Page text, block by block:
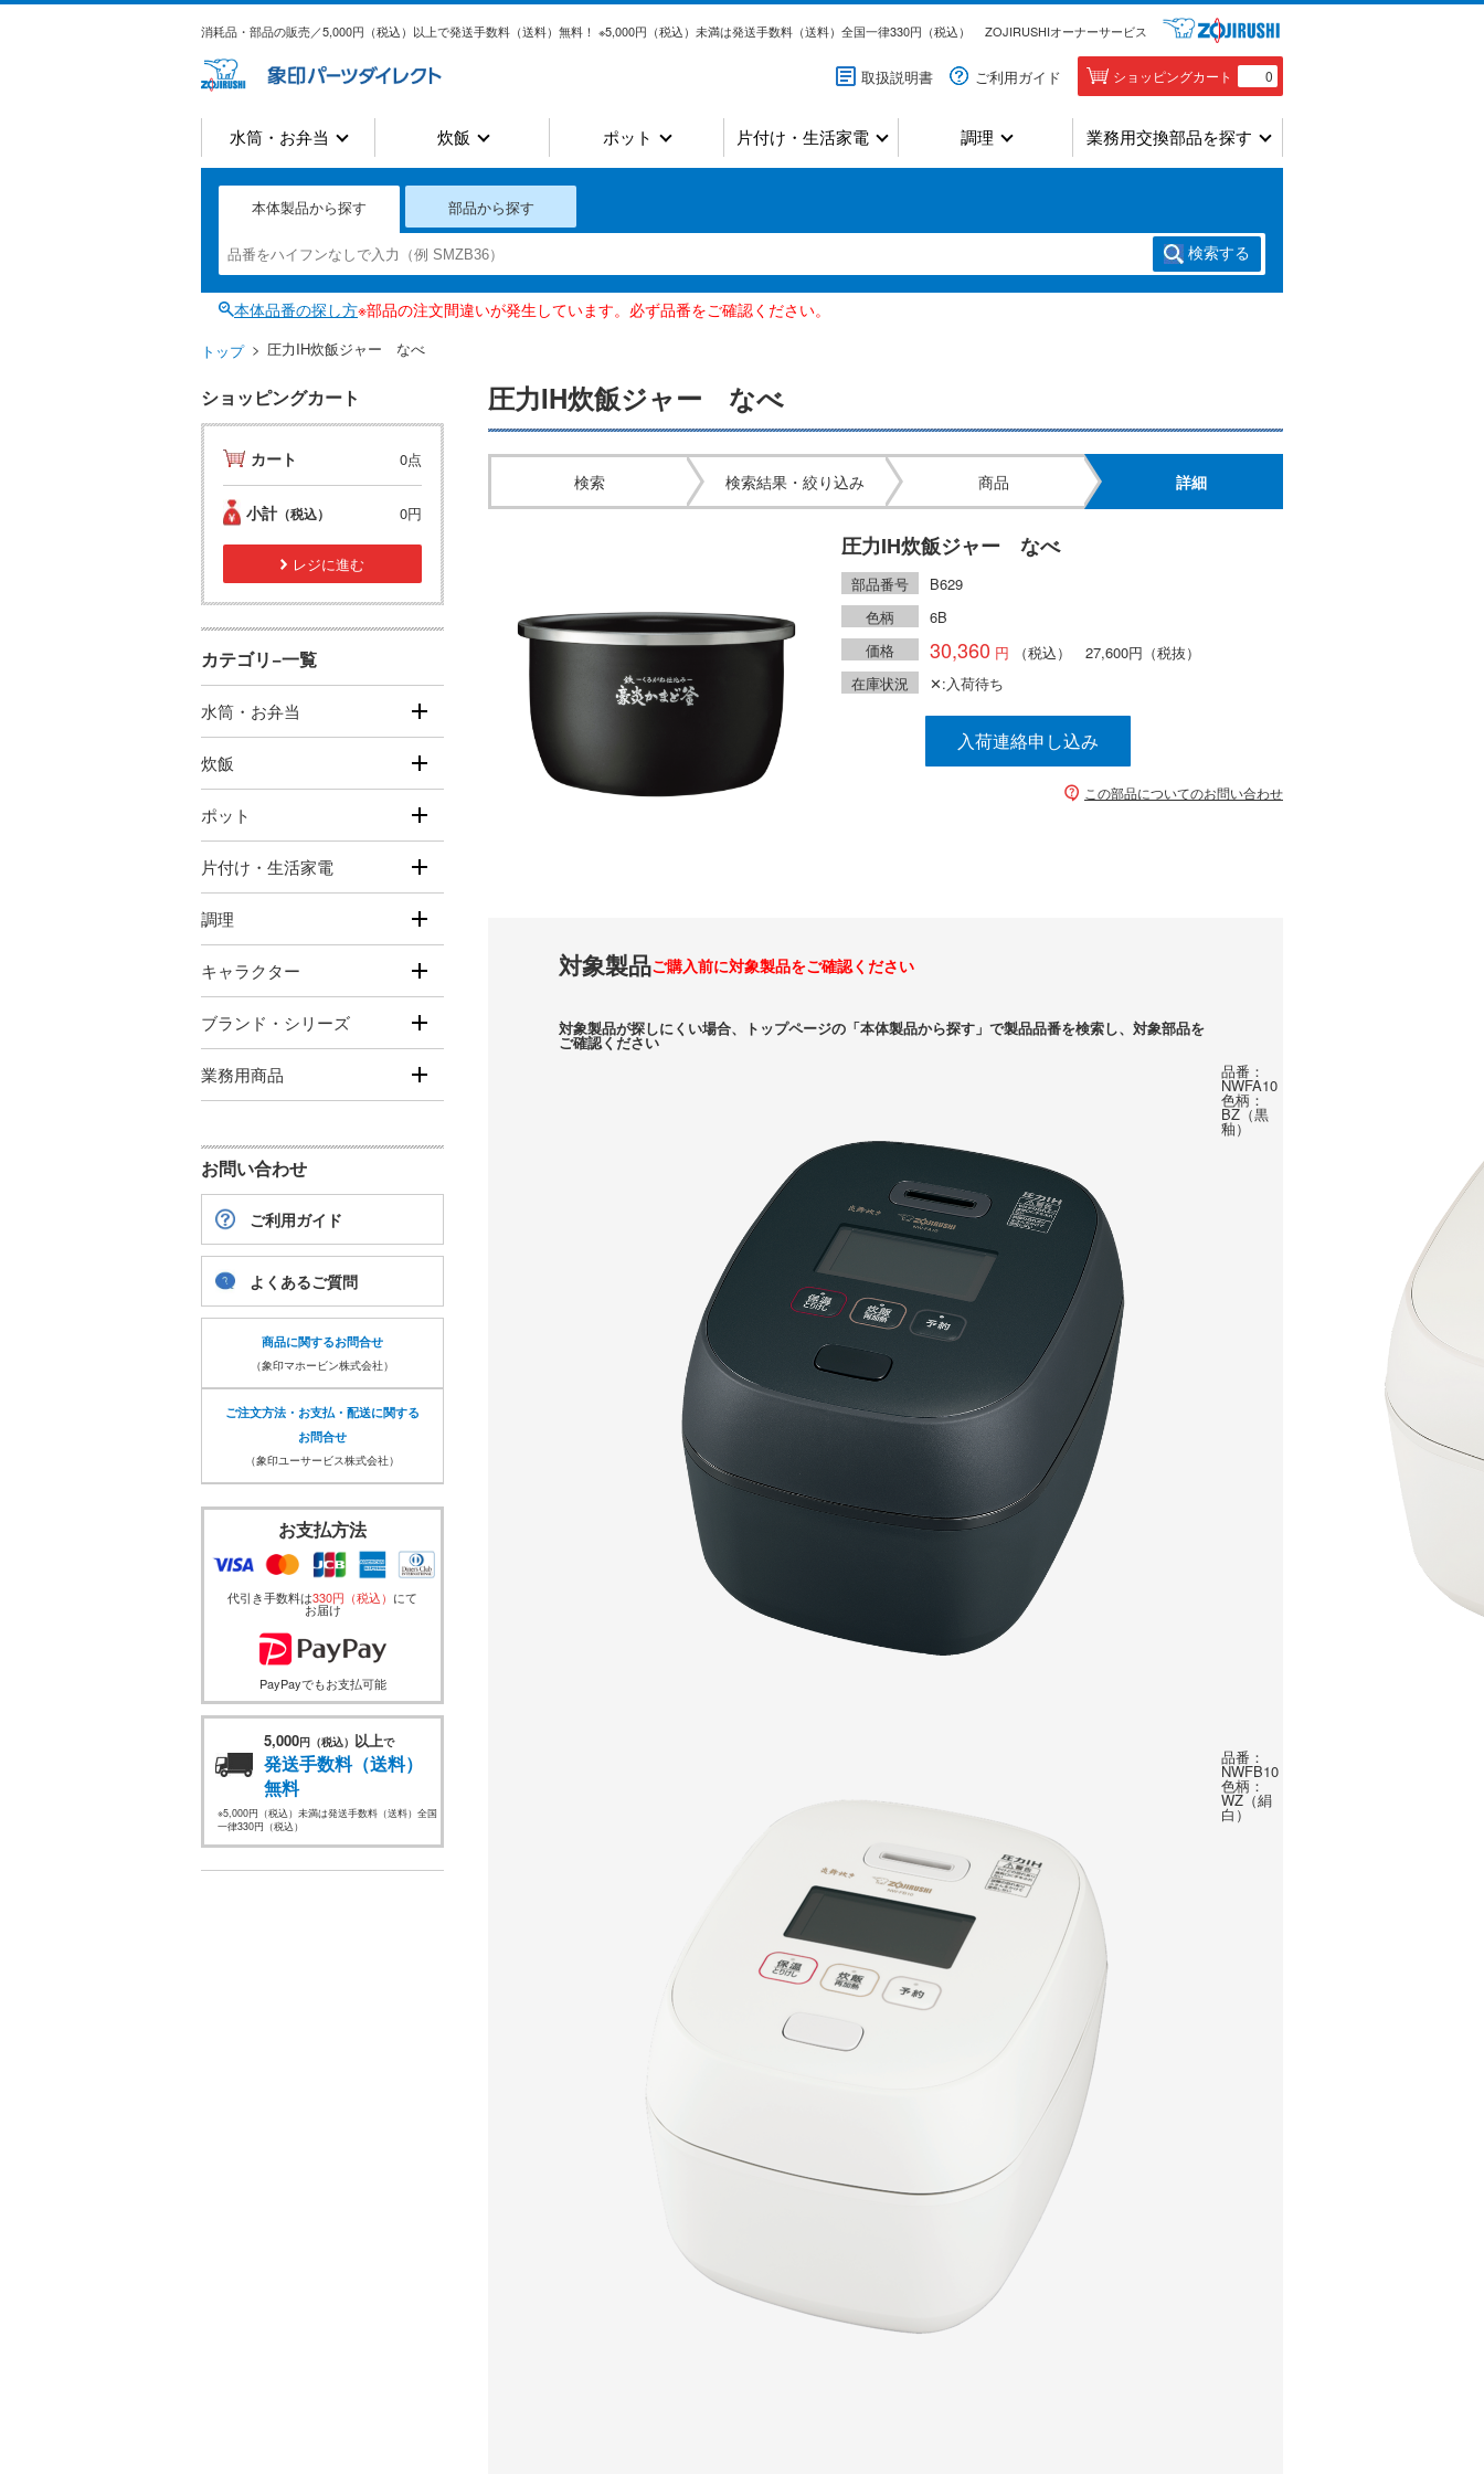
消耗品・部品の販売／5,000円（税込）以上で発送手数料（送料）無料！ ※5,000円（税込）未満は発送手数料（送料）全国一律330円（税込） ZOJIRUSHIオーナーサービス
取扱説明書 ご利用ガイド ショッピングカート 0
水筒・お弁当 炊飯 ポット 片付け・生活家電 調理 業務用交換部品を探す
本体製品から探す 部品から探す
検索する
本体品番の探し方※部品の注文間違いが発生しています。必ず品番をご確認ください。
トップ 圧力IH炊飯ジャー なべ
圧力IH炊飯ジャー なべ
検索 検索結果・絞り込み 商品 詳細
圧力IH炊飯ジャー なべ
部品番号
B629
色柄
6B
価格
30,360 （税込） 27,600円 （税抜）
在庫状況
✕:入荷待ち
入荷連絡申し込み
この部品についてのお問い合わせ
対象製品ご購入前に対象製品をご確認ください
対象製品が探しにくい場合、トップページの「本体製品から探す」で製品品番を検索し、対象部品を
ご確認ください
品番：
NWFA10
色柄：
BZ（黒
釉）
品番：
NWFB10
色柄：
WZ（絹
白）
ショッピングカート
カート 0点
小計 （税込） 0円
レジに進む
カテゴリ−一覧
水筒・お弁当
炊飯
ポット
片付け・生活家電
調理
キャラクター
ブランド・シリーズ
業務用商品
お問い合わせ
ご利用ガイド
よくあるご質問
商品に関するお問合せ
（象印マホービン株式会社）
ご注文方法・お支払・配送に関する
お問合せ
（象印ユーサービス株式会社）
お支払方法
代引き手数料は330円（税込） にて
お届け
PayPayでもお支払可能
5,000円（税込） 以上で
発送手数料（送料）
無料
※5,000円（税込）未満は発送手数料（送料）全国
一律330円（税込）